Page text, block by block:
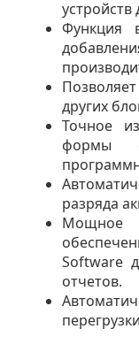
Функция
других
Точное
формы
разряда
Software
отчетов.